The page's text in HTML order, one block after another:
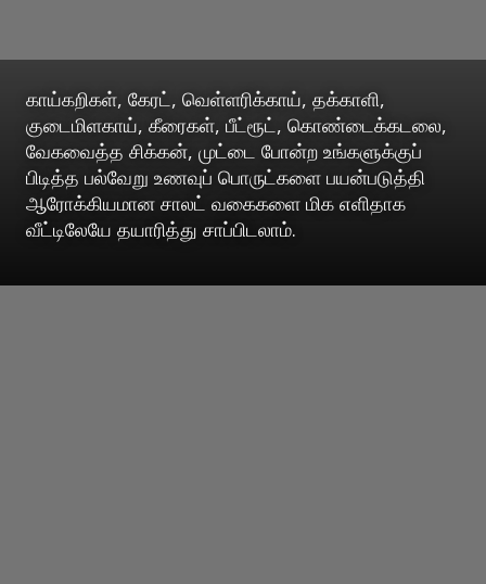
காய்கறிகள், கேரட், வெள்ளரிக்காய், தக்காளி,
குடைமிளகாய், கீரைகள், பீட்ரூட், கொண்டைக்கடலை,
வேகவைத்த சிக்கன், முட்டை போன்ற உங்களுக்குப்
பிடித்த பல்வேறு உணவுப் பொருட்களை பயன்படுத்தி
ஆரோக்கியமான சாலட் வகைகளை மிக எளிதாக
வீட்டிலேயே தயாரித்து சாப்பிடலாம்.